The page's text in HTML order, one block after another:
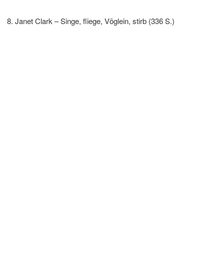
Janet Clark – Singe, fliege, Vöglein, stirb (336 S.)